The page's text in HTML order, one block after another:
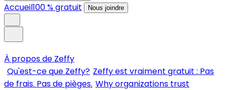
Accueil100 % gratuit Nous joindre
À propos de Zeffy
Qu'est-ce que Zeffy? Zeffy est vraiment gratuit : Pas
de frais. Pas de pièges. Why organizations trust